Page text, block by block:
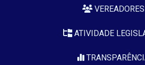
VEREADORES
ATIVIDADE